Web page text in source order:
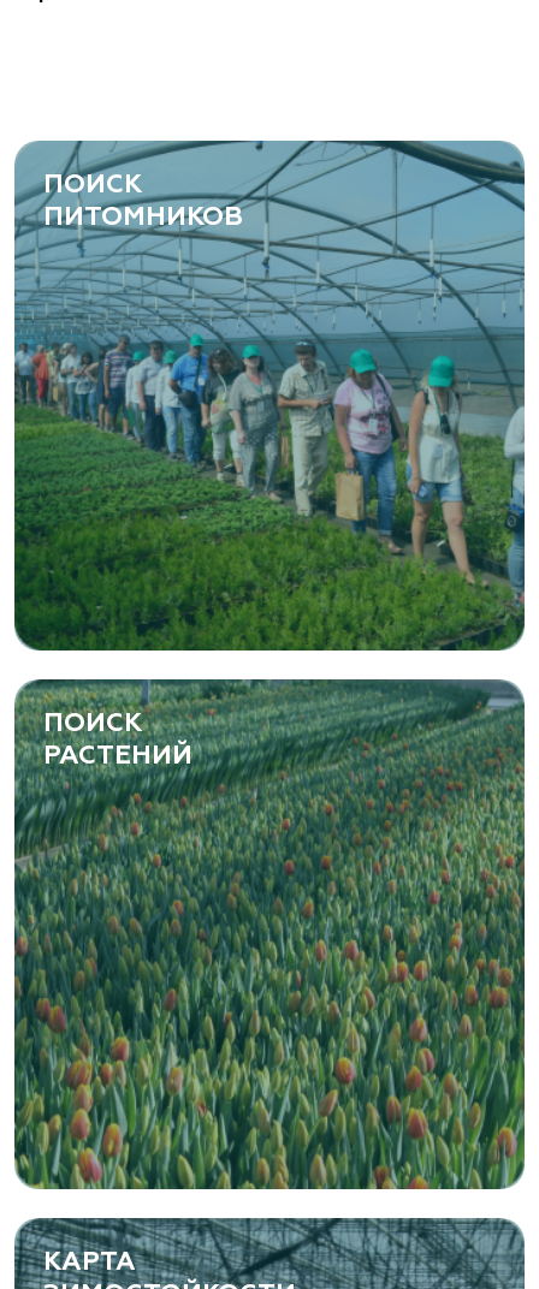
ПОИСК
ПИТОМНИКОВ
ПОИСК
РАСТЕНИЙ
КАРТА